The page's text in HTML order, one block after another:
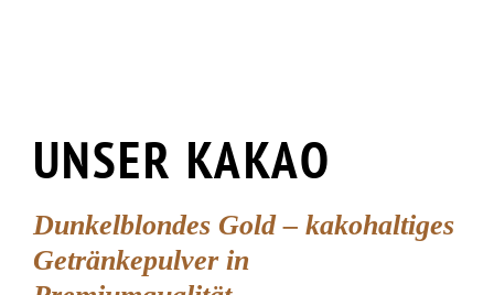
UNSER KAKAO
Dunkelblondes Gold – kakohaltiges
Getränkepulver in